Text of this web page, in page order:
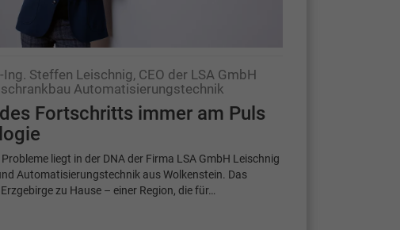
Ing. Steffen Leischnig, CEO der LSA GmbH
Automatisierungstechnik
Fortschritts immer am Puls
liegt in der DNA der Firma LSA GmbH Leischnig
Automatisierungstechnik aus Wolkenstein. Das
zu Hause – einer Region, die für…